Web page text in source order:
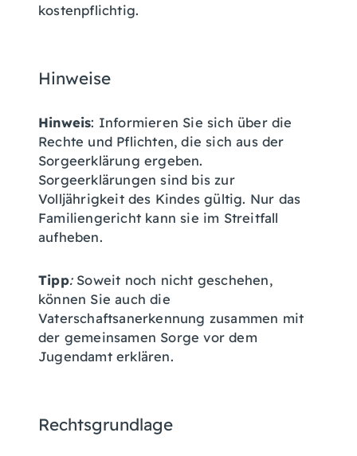
kostenpflichtig.
Hinweise
Hinweis: Informieren Sie sich über die
Rechte und Pflichten, die sich aus der
Sorgeerklärung ergeben.
Sorgeerklärungen sind bis zur
Volljährigkeit des Kindes gültig. Nur das
Familiengericht kann sie im Streitfall
aufheben.
Tipp:Soweit noch nicht geschehen,
können Sie auch die
Vaterschaftsanerkennung zusammen mit
der gemeinsamen Sorge vor dem
Jugendamt erklären.
Rechtsgrundlage